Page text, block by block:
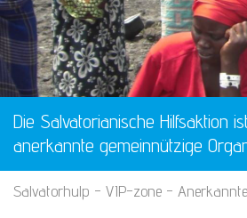
Die Salvatorianische Hilfsaktion
anerkannte gemeinnützige
Salvatorhulp - VIP-zone -